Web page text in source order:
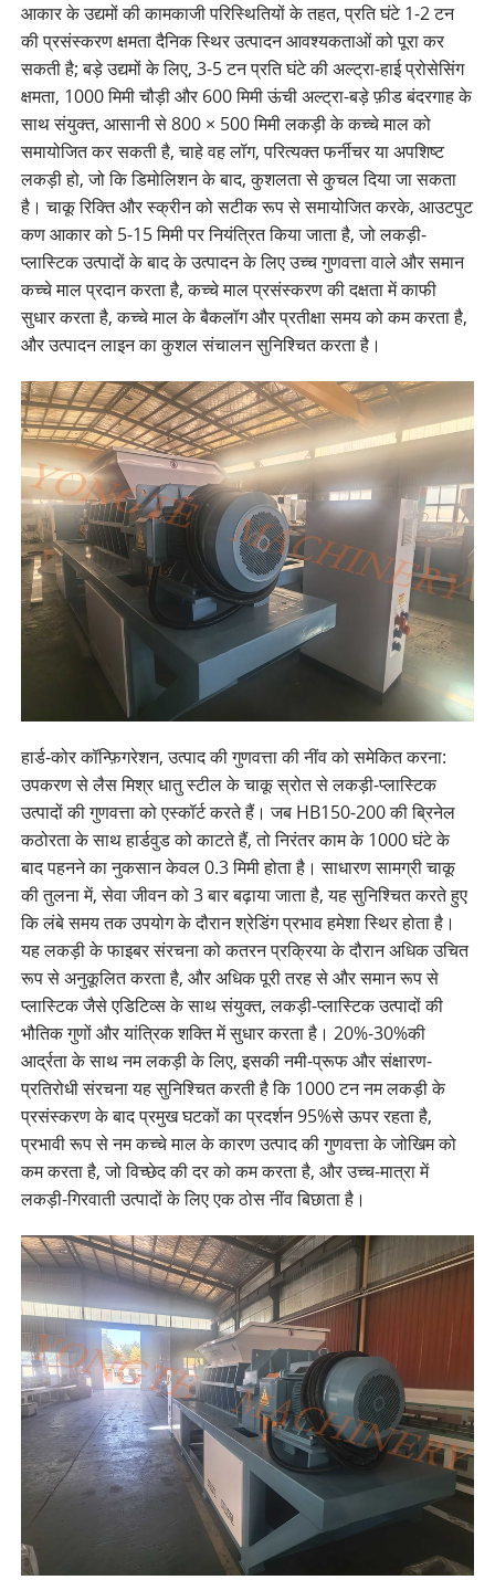
आकार के उद्यमों की कामकाजी परिस्थितियों के तहत, प्रति घंटे 1-2 टन
की प्रसंस्करण क्षमता दैनिक स्थिर उत्पादन आवश्यकताओं को पूरा कर
सकती है; बड़े उद्यमों के लिए, 3-5 टन प्रति घंटे की अल्ट्रा-हाई प्रोसेसिंग
क्षमता, 1000 मिमी चौड़ी और 600 मिमी ऊंची अल्ट्रा-बड़े फ़ीड बंदरगाह के
साथ संयुक्त, आसानी से 800 × 500 मिमी लकड़ी के कच्चे माल को
समायोजित कर सकती है, चाहे वह लॉग, परित्यक्त फर्नीचर या अपशिष्ट
लकड़ी हो, जो कि डिमोलिशन के बाद, कुशलता से कुचल दिया जा सकता
है। चाकू रिक्ति और स्क्रीन को सटीक रूप से समायोजित करके, आउटपुट
कण आकार को 5-15 मिमी पर नियंत्रित किया जाता है, जो लकड़ी-
प्लास्टिक उत्पादों के बाद के उत्पादन के लिए उच्च गुणवत्ता वाले और समान
कच्चे माल प्रदान करता है, कच्चे माल प्रसंस्करण की दक्षता में काफी
सुधार करता है, कच्चे माल के बैकलॉग और प्रतीक्षा समय को कम करता है,
और उत्पादन लाइन का कुशल संचालन सुनिश्चित करता है।
हार्ड-कोर कॉन्फ़िगरेशन, उत्पाद की गुणवत्ता की नींव को समेकित करना:
उपकरण से लैस मिश्र धातु स्टील के चाकू स्रोत से लकड़ी-प्लास्टिक
उत्पादों की गुणवत्ता को एस्कॉर्ट करते हैं। जब HB150-200 की ब्रिनेल
कठोरता के साथ हार्डवुड को काटते हैं, तो निरंतर काम के 1000 घंटे के
बाद पहनने का नुकसान केवल 0.3 मिमी होता है। साधारण सामग्री चाकू
की तुलना में, सेवा जीवन को 3 बार बढ़ाया जाता है, यह सुनिश्चित करते हुए
कि लंबे समय तक उपयोग के दौरान श्रेडिंग प्रभाव हमेशा स्थिर होता है।
यह लकड़ी के फाइबर संरचना को कतरन प्रक्रिया के दौरान अधिक उचित
रूप से अनुकूलित करता है, और अधिक पूरी तरह से और समान रूप से
प्लास्टिक जैसे एडिटिव्स के साथ संयुक्त, लकड़ी-प्लास्टिक उत्पादों की
भौतिक गुणों और यांत्रिक शक्ति में सुधार करता है। 20%-30%की
आर्द्रता के साथ नम लकड़ी के लिए, इसकी नमी-प्रूफ और संक्षारण-
प्रतिरोधी संरचना यह सुनिश्चित करती है कि 1000 टन नम लकड़ी के
प्रसंस्करण के बाद प्रमुख घटकों का प्रदर्शन 95%से ऊपर रहता है,
प्रभावी रूप से नम कच्चे माल के कारण उत्पाद की गुणवत्ता के जोखिम को
कम करता है, जो विच्छेद की दर को कम करता है, और उच्च-मात्रा में
लकड़ी-गिरवाती उत्पादों के लिए एक ठोस नींव बिछाता है।